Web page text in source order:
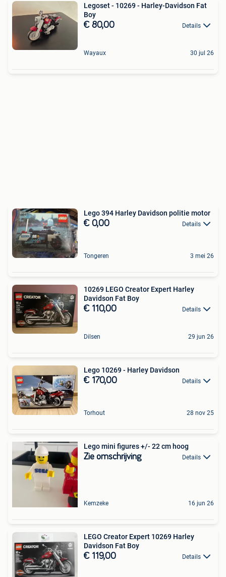
Legoset - 10269 - Harley-Davidson Fat
Boy
€ 80,00 Details
Wayaux 30 jul 26
Lego 394 Harley Davidson politie motor
€ 0,00 Details
Tongeren 3 mei 26
10269 LEGO Creator Expert Harley
Davidson Fat Boy
€ 110,00 Details
Dilsen 29 jun 26
Lego 10269 - Harley Davidson
€ 170,00 Details
Torhout 28 nov 25
Lego mini figures +/- 22 cm hoog
Zie omschrijving Details
Kemzeke 16 jun 26
LEGO Creator Expert 10269 Harley
Davidson Fat Boy
€ 119,00 Details